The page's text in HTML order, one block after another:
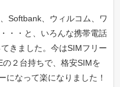
Softbank、ウィルコム、ワ
・・と、いろんな携帯電話
きました。今はSIMフリー
２台持ちで、格安SIMを
になって楽になりました！